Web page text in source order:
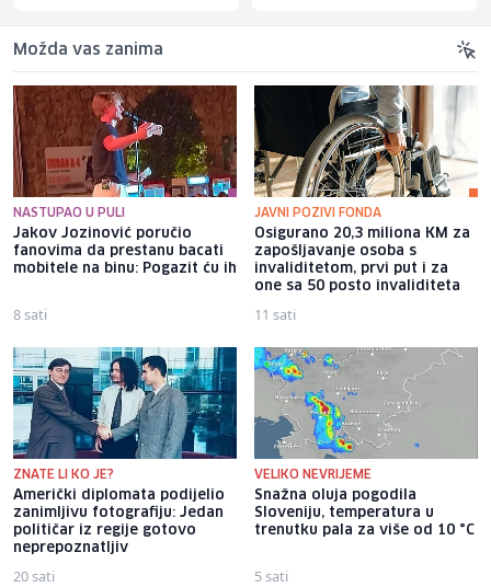
Možda vas zanima
NASTUPAO U PULI
Jakov Jozinović poručio
fanovima da prestanu bacati
mobitele na binu: Pogazit ću ih
8 sati
JAVNI POZIVI FONDA
Osigurano 20,3 miliona KM za
zapošljavanje osoba s
invaliditetom, prvi put i za
one sa 50 posto invaliditeta
11 sati
ZNATE LI KO JE?
Američki diplomata podijelio
zanimljivu fotografiju: Jedan
političar iz regije gotovo
neprepoznatljiv
20 sati
VELIKO NEVRIJEME
Snažna oluja pogodila
Sloveniju, temperatura u
trenutku pala za više od 10 °C
5 sati